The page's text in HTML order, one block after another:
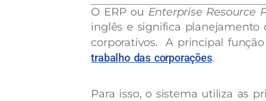
O ERP ou Enterprise Resource
inglês e significa planejamento
corporativos. A principal
trabalho das corporações.
Para isso, o sistema utiliza as